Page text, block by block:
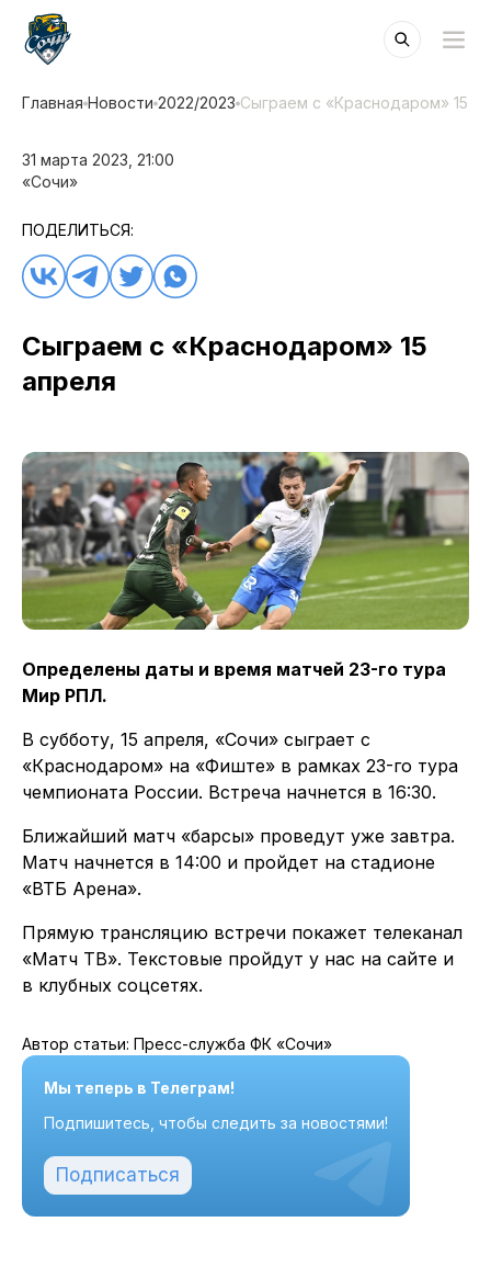
Главная Новости 2022/2023 Сыграем с «Краснодаром» 15
31 марта 2023, 21:00
«Сочи»
ПОДЕЛИТЬСЯ:
Сыграем с «Краснодаром» 15
апреля
Определены даты и время матчей 23-го тура
Мир РПЛ.
В субботу, 15 апреля, «Сочи» сыграет с
«Краснодаром» на «Фиште» в рамках 23-го тура
чемпионата России. Встреча начнется в 16:30.
Ближайший матч «барсы» проведут уже завтра.
Матч начнется в 14:00 и пройдет на стадионе
«ВТБ Арена».
Прямую трансляцию встречи покажет телеканал
«Матч ТВ». Текстовые пройдут у нас на сайте и
в клубных соцсетях.
Автор статьи: Пресс-служба ФК «Сочи»
Мы теперь в Телеграм!
Подпишитесь, чтобы следить за новостями!
Подписаться